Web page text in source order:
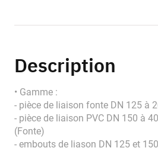
Description
• Gamme :
- pièce de liaison fonte DN 125 à
- pièce de liaison PVC DN 150 à
(Fonte)
- embouts de liason DN 125 et